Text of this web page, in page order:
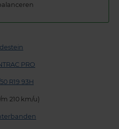
PRO
R19 93H
m 210 km/u)